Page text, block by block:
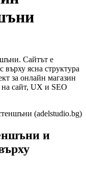
Сайтът е
върху ясна структура
за онлайн магазин
на сайт, UX и SEO
и